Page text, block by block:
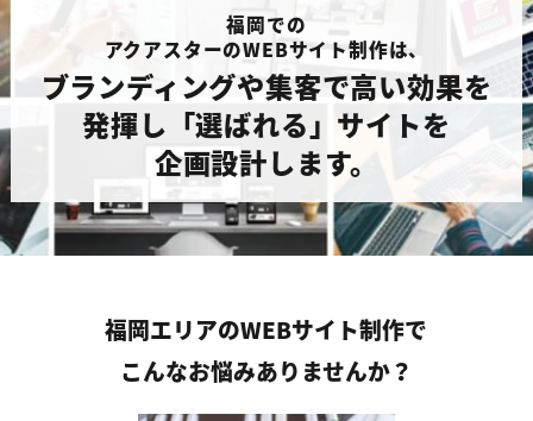
福岡での
アクアスターのWEBサイト制作は、
ブランディングや集客で高い効果を
発揮し 「選ばれる」サイトを
企画設計します。
福岡エリアのWEBサイト制作で
こんなお悩みありませんか？